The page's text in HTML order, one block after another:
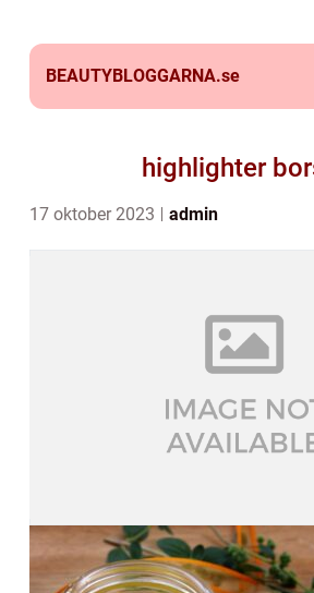
BEAUTYBLOGGARNA.se
highlighter
17 oktober 2023 admin